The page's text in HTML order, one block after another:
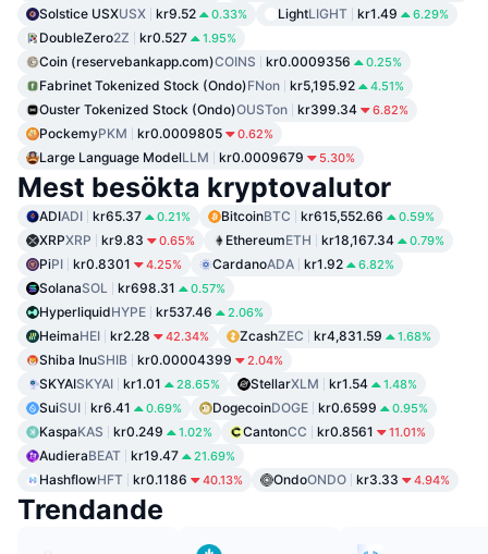
Solstice USXUSX kr9.52 0.33% LightLIGHT kr1.49 6.29%
DoubleZero2Z kr0.527 1.95%
Coin (reservebankapp.com)COINS kr0.0009356 0.25%
Fabrinet Tokenized Stock (Ondo)FNon kr5,195.92 4.51%
Ouster Tokenized Stock (Ondo)OUSTon kr399.34 6.82%
PockemyPKM kr0.0009805 0.62%
Large Language ModelLLM kr0.0009679 5.30%
Mest besökta kryptovalutor
ADIADI kr65.37 0.21% BitcoinBTC kr615,552.66 0.59%
XRPXRP kr9.83 0.65% EthereumETH kr18,167.34 0.79%
PiPI kr0.8301 4.25% CardanoADA kr1.92 6.82%
SolanaSOL kr698.31 0.57%
HyperliquidHYPE kr537.46 2.06%
HeimaHEI kr2.28 42.34% ZcashZEC kr4,831.59 1.68%
Shiba InuSHIB kr0.00004399 2.04%
SKYAISKYAI kr1.01 28.65% StellarXLM kr1.54 1.48%
SuiSUI kr6.41 0.69% DogecoinDOGE kr0.6599 0.95%
KaspaKAS kr0.249 1.02% CantonCC kr0.8561 11.01%
AudieraBEAT kr19.47 21.69%
HashflowHFT kr0.1186 40.13% OndoONDO kr3.33 4.94%
Trendande